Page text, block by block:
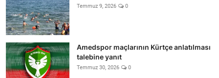
Temmuz 9, 2026 0
Amedspor maçlarının Kürtçe anlatılması
talebine yanıt
Temmuz 30, 2026 0